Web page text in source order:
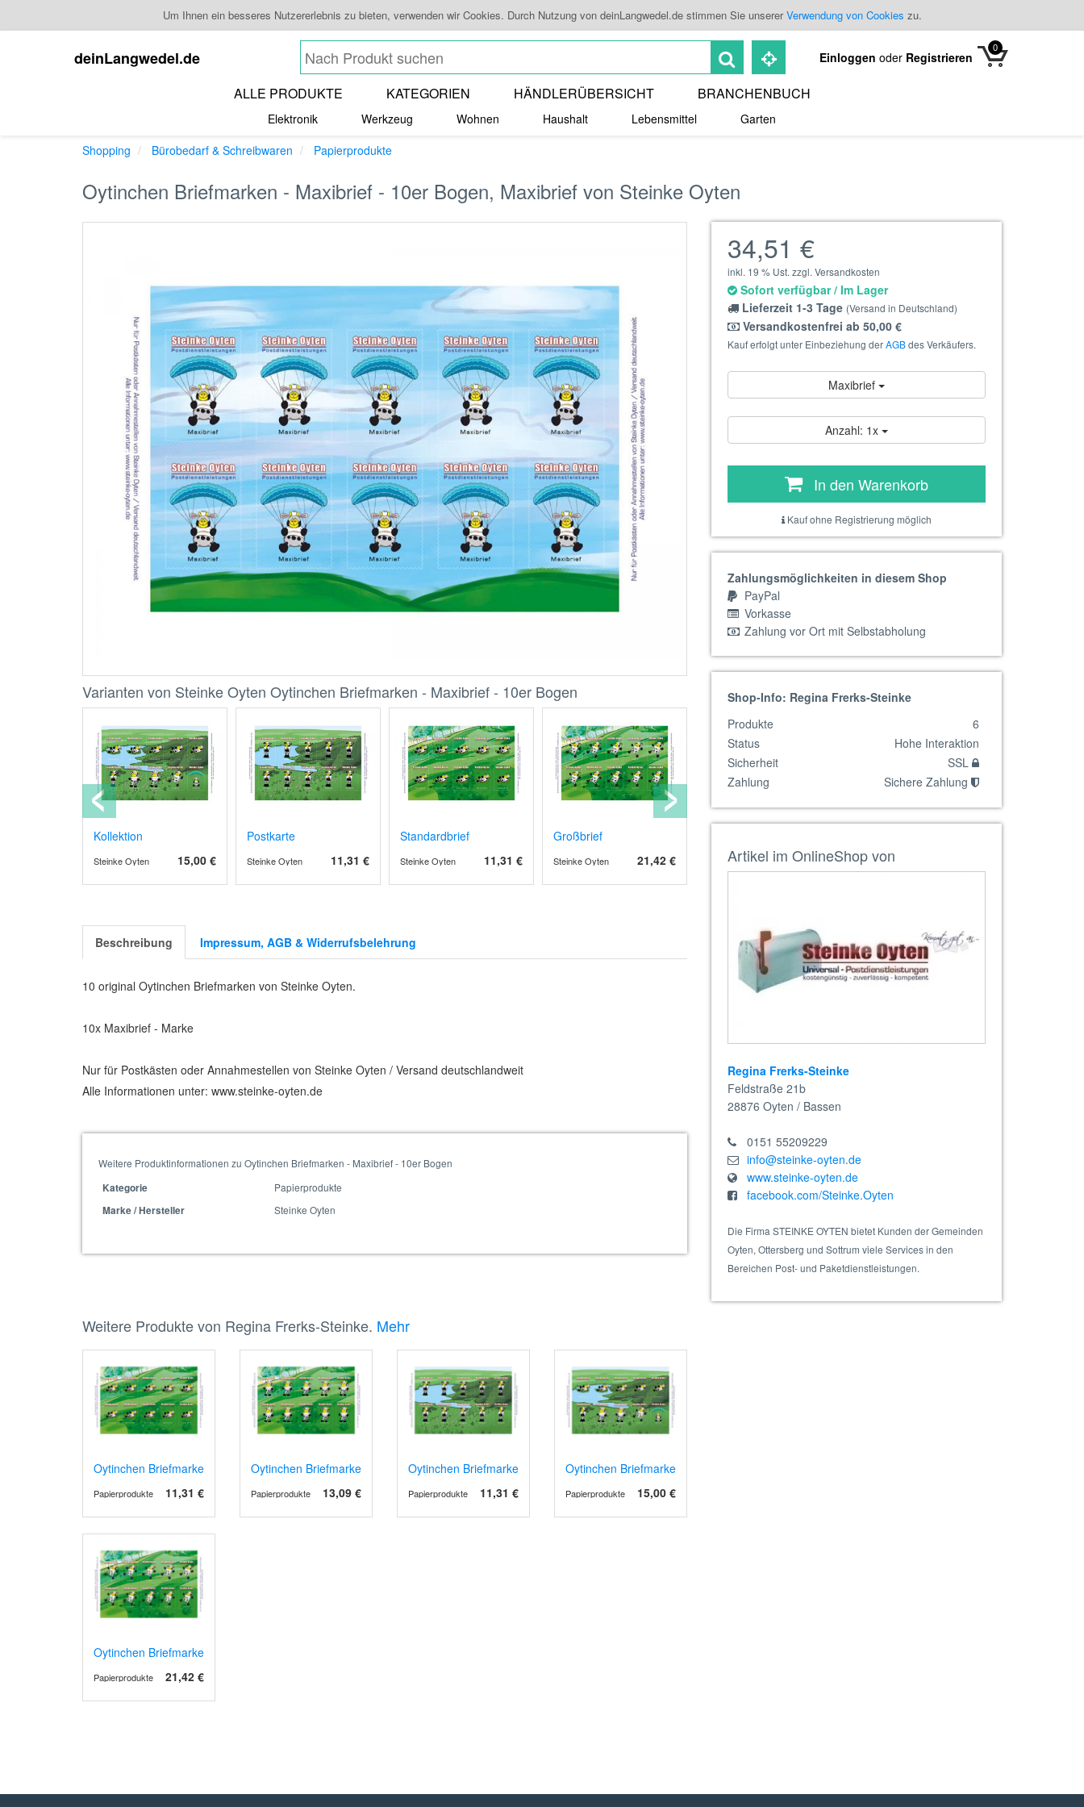
Um Ihnen ein besseres Nutzererlebnis zu bieten, verwenden wir Cookies. Durch Nutzung von deinLangwedel.de stimmen Sie unsererVerwendung von Cookies zu.
deinLangwedel.de Einloggen oder Registrieren
0
ALLE PRODUKTE KATEGORIEN HÄNDLERÜBERSICHT BRANCHENBUCH
Elektronik Werkzeug Wohnen Haushalt Lebensmittel
Garten
Shopping
Bürobedarf & Schreibwaren Papierprodukte
Oytinchen Briefmarken - Maxibrief - 10er Bogen, Maxibrief von Steinke Oyten
Varianten von Steinke Oyten Oytinchen Briefmarken - Maxibrief - 10er Bogen
Kollektion
15,00 €
Steinke Oyten
Postkarte
11,31 €
Steinke Oyten
Standardbrief
11,31 €
Steinke Oyten
Großbrief
21,42 €
Steinke Oyten
13,09 €
Steinke Oyten Steinke Oyten
Beschreibung Impressum, AGB & Widerrufsbelehrung
10 original Oytinchen Briefmarken von Steinke Oyten.
10x Maxibrief - Marke
Nur für Postkästen oder Annahmestellen von Steinke Oyten / Versand deutschlandweit
Alle Informationen unter: www.steinke-oyten.de
Weitere Produktinformationen zu Oytinchen Briefmarken - Maxibrief - 10er Bogen
Kategorie
Papierprodukte
Marke / Hersteller
Steinke Oyten
Weitere Produkte von Regina Frerks-Steinke. Mehr
Oytinchen Briefmarken - Standardbrief - 10er Bogen
11,31 €
Papierprodukte
Oytinchen Briefmarken - Kompaktbrief - 10er Bogen
13,09 €
Papierprodukte
Oytinchen Briefmarken - Postkarte - 10er Bogen
11,31 €
Papierprodukte
Oytinchen Briefmarken - Kollektion - 10er Bogen
15,00 €
Papierprodukte
Oytinchen Briefmarken - Großbrief - 10er Bogen
21,42 €
Papierprodukte
34,51 €
inkl. 19 % Ust. zzgl. Versandkosten
Sofort verfügbar / Im Lager
Lieferzeit 1-3 Tage (Versand in Deutschland)
Versandkostenfrei ab 50,00 €
Kauf erfolgt unter Einbeziehung derAGBdes Verkäufers.
Maxibrief
Anzahl: 1x
In den Warenkorb
Kauf ohne Registrierung möglich
Zahlungsmöglichkeiten in diesem Shop
PayPal
Vorkasse
Zahlung vor Ort mit Selbstabholung
Shop-Info: Regina Frerks-Steinke
Produkte
6
Status
Hohe Interaktion
Sicherheit
SSL
Zahlung
Sichere Zahlung
Artikel im OnlineShop von
Regina Frerks-Steinke
Feldstraße 21b
28876 Oyten / Bassen
0151 55209229
info@steinke-oyten.de
www.steinke-oyten.de
facebook.com/Steinke.Oyten
Die Firma STEINKE OYTEN bietet Kunden der Gemeinden
Oyten, Ottersberg und Sottrum viele Services in den
Bereichen Post- und Paketdienstleistungen.